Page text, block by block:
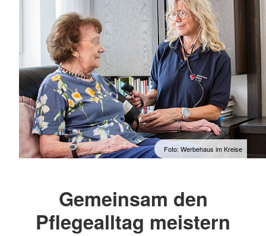
Foto: Werbehaus im Kreise
Gemeinsam den
Pflegealltag meistern